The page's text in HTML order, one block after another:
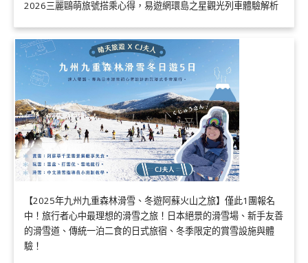
2026三麗鷗萌旅號搭乘心得，易遊網環島之星觀光列車體驗解析
【2025年九州九重森林滑雪、冬遊阿蘇火山之旅】僅此1團報名
中！旅行者心中最理想的滑雪之旅！日本絕景的滑雪場、新手友善
的滑雪道、傳統一泊二食的日式旅宿、冬季限定的賞雪設施與體
驗！